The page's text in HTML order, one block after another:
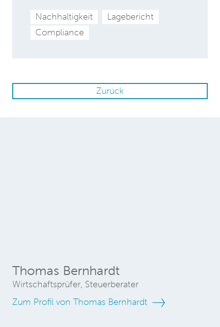
Nachhaltigkeit
Lagebericht
Compliance
Zurück
Thomas Bernhardt
Wirtschaftsprüfer, Steuerberater
Zum Profil von Thomas Bernhardt